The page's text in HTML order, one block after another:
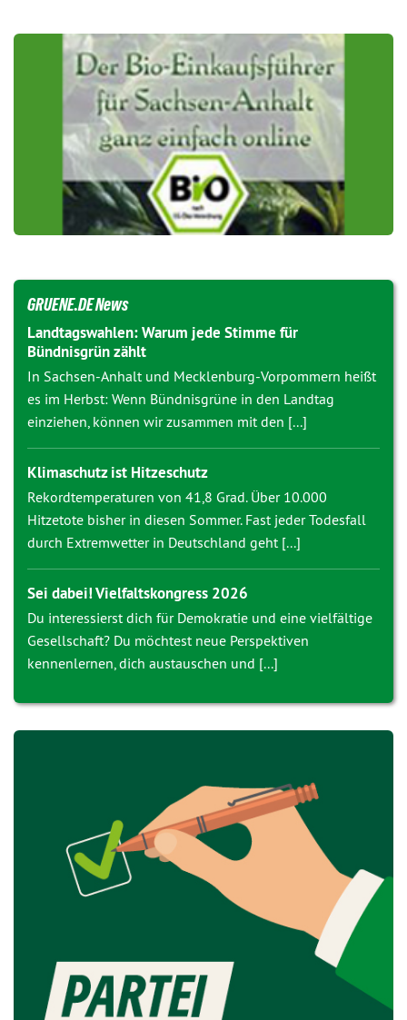
GRUENE.DE News
Landtagswahlen: Warum jede Stimme für
Bündnisgrün zählt
In Sachsen-Anhalt und Mecklenburg-Vorpommern heißt
es im Herbst: Wenn Bündnisgrüne in den Landtag
einziehen, können wir zusammen mit den [...]
Klimaschutz ist Hitzeschutz
Rekordtemperaturen von 41,8 Grad. Über 10.000
Hitzetote bisher in diesen Sommer. Fast jeder Todesfall
durch Extremwetter in Deutschland geht [...]
Sei dabei! Vielfaltskongress 2026
Du interessierst dich für Demokratie und eine vielfältige
Gesellschaft? Du möchtest neue Perspektiven
kennenlernen, dich austauschen und [...]